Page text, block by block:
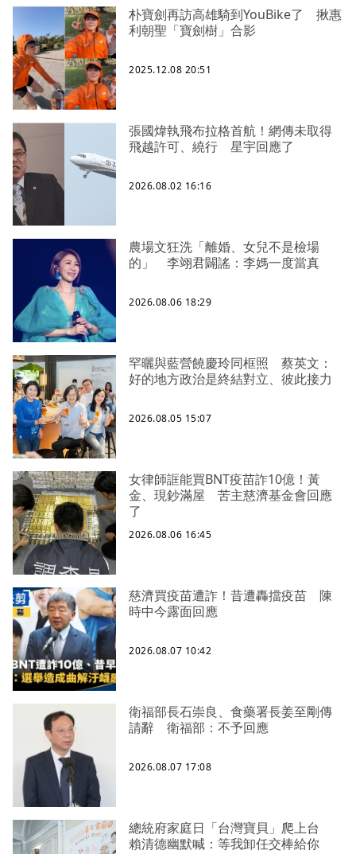
朴寶劍再訪高雄騎到YouBike了 揪惠
利朝聖「寶劍樹」合影
2025.12.08 20:51
張國煒執飛布拉格首航！網傳未取得
飛越許可、繞行 星宇回應了
2026.08.02 16:16
農場文狂洗「離婚、女兒不是檢場
的」 李翊君闢謠：李媽一度當真
2026.08.06 18:29
罕曬與藍營饒慶玲同框照 蔡英文：
好的地方政治是終結對立、彼此接力
2026.08.05 15:07
女律師誆能買BNT疫苗詐10億！黃
金、現鈔滿屋 苦主慈濟基金會回應
了
2026.08.06 16:45
慈濟買疫苗遭詐！昔遭轟擋疫苗 陳
時中今露面回應
2026.08.07 10:42
衛福部長石崇良、食藥署長姜至剛傳
請辭 衛福部：不予回應
2026.08.07 17:08
總統府家庭日「台灣寶貝」爬上台
賴清德幽默喊：等我卸任交棒給你